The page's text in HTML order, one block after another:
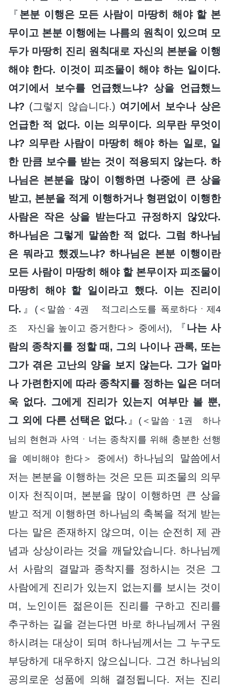
『 본분 이행은 모든 사람이 마땅히 해야 할 본
무이고 본분 이행에는 나름의 원칙이 있으며 모
두가 마땅히 진리 원칙대로 자신의 본분을 이행
해야 한다. 이것이 피조물이 해야 하는 일이다.
여기에서 보수를 언급했느냐? 상을 언급했느
냐? (그렇지 않습니다.) 여기에서 보수나 상은
언급한 적 없다. 이는 의무이다. 의무란 무엇이
냐? 의무란 사람이 마땅히 해야 하는 일로, 일
한 만큼 보수를 받는 것이 적용되지 않는다. 하
나님은 본분을 많이 이행하면 나중에 큰 상을
받고, 본분을 적게 이행하거나 형편없이 이행한
사람은 작은 상을 받는다고 규정하지 않았다.
하나님은 그렇게 말씀한 적 없다. 그럼 하나님
은 뭐라고 했겠느냐? 하나님은 본분 이행이란
모든 사람이 마땅히 해야 할 본무이자 피조물이
마땅히 해야 할 일이라고 했다. 이는 진리이
다. 』 (＜말씀ㆍ4권 적그리스도를 폭로하다ㆍ제4
조 자신을 높이고 증거한다＞ 중에서), 『 나는 사
람의 종착지를 정할 때, 그의 나이나 관록, 또는
그가 겪은 고난의 양을 보지 않는다. 그가 얼마
나 가련한지에 따라 종착지를 정하는 일은 더더
욱 없다. 그에게 진리가 있는지 여부만 볼 뿐,
그 외에 다른 선택은 없다. 』
(＜말씀ㆍ1권 하나
님의 현현과 사역ㆍ너는 종착지를 위해 충분한 선행
을 예비해야 한다＞ 중에서) 하나님의 말씀에서
저는 본분을 이행하는 것은 모든 피조물의 의무
이자 천직이며, 본분을 많이 이행하면 큰 상을
받고 적게 이행하면 하나님의 축복을 적게 받는
다는 말은 존재하지 않으며, 이는 순전히 제 관
념과 상상이라는 것을 깨달았습니다. 하나님께
서 사람의 결말과 종착지를 정하시는 것은 그
사람에게 진리가 있는지 없는지를 보시는 것이
며, 노인이든 젊은이든 진리를 구하고 진리를
추구하는 길을 걷는다면 바로 하나님께서 구원
하시려는 대상이 되며 하나님께서는 그 누구도
부당하게 대우하지 않으십니다. 그건 하나님의
공의로운 성품에 의해 결정됩니다. 저는 진리